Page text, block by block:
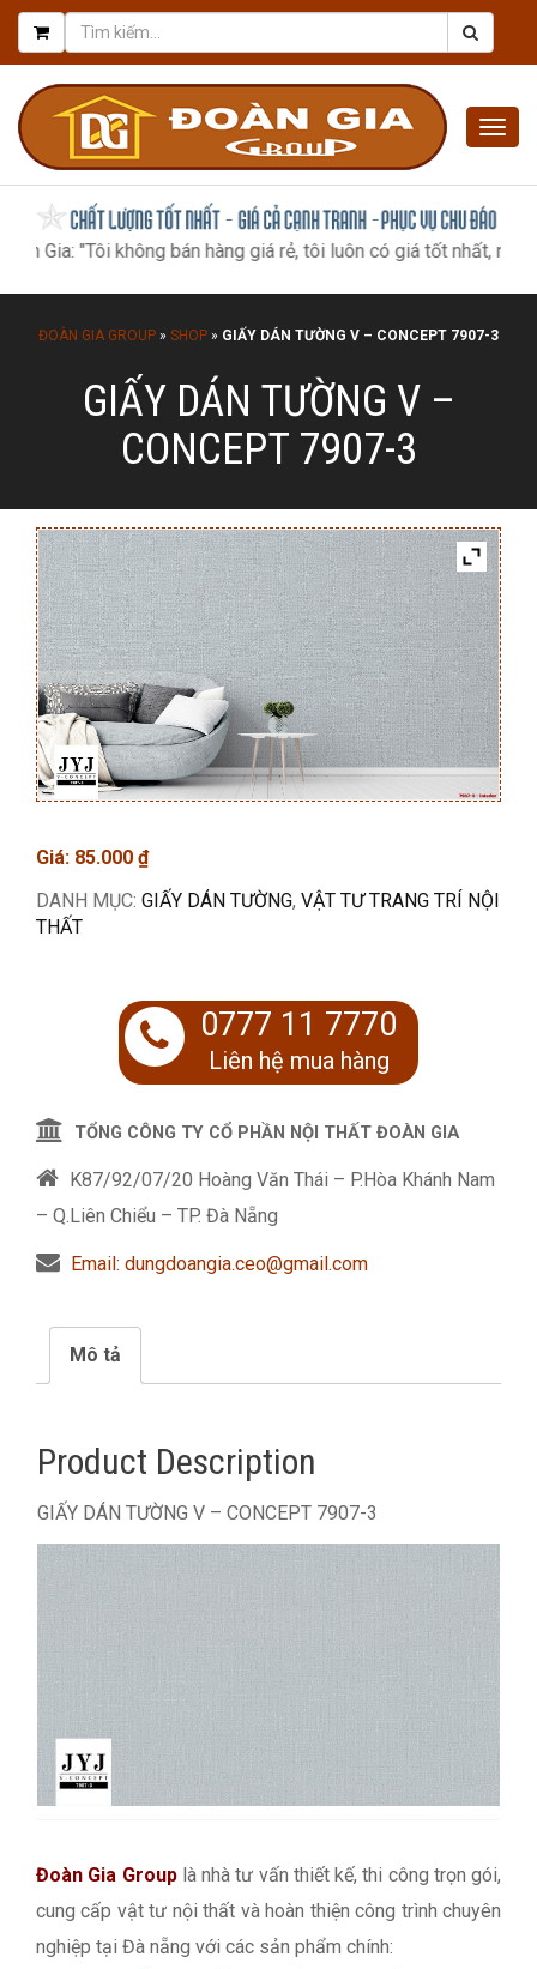
"Tôi không bán hàng giá rẻ, tôi luôn có giá tốt nhất, như một
ĐOÀN GIA GROUP » SHOP » GIẤY DÁN TƯỜNG V – CONCEPT 7907-3
GIẤY DÁN TƯỜNG V –
CONCEPT 7907-3
Giá: 85.000 ₫
DANH MỤC: GIẤY DÁN TƯỜNG, VẬT TƯ TRANG TRÍ NỘI
THẤT
0777 11 7770
Liên hệ mua hàng
TỔNG CÔNG TY CỔ PHẦN NỘI THẤT ĐOÀN GIA
K87/92/07/20 Hoàng Văn Thái – P.Hòa Khánh Nam
– Q.Liên Chiểu – TP. Đà Nẵng
Email: dungdoangia.ceo@gmail.com
Mô tả
Product Description
GIẤY DÁN TƯỜNG V – CONCEPT 7907-3
Đoàn Gia Grouplà nhà tư vấn thiết kế, thi công trọn gói,
cung cấp vật tư nội thất và hoàn thiện công trình chuyên
nghiệp tại Đà nẵng với các sản phẩm chính: